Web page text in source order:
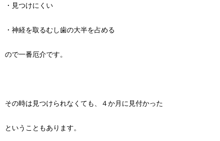
・見つけにくい
・神経を取るむし歯の大半を占める
ので一番厄介です。
その時は見つけられなくても、４か月に見付かった
ということもあります。